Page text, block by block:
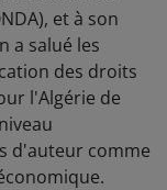
et à son
a salué les
des droits
l'Algérie de
d'auteur comme